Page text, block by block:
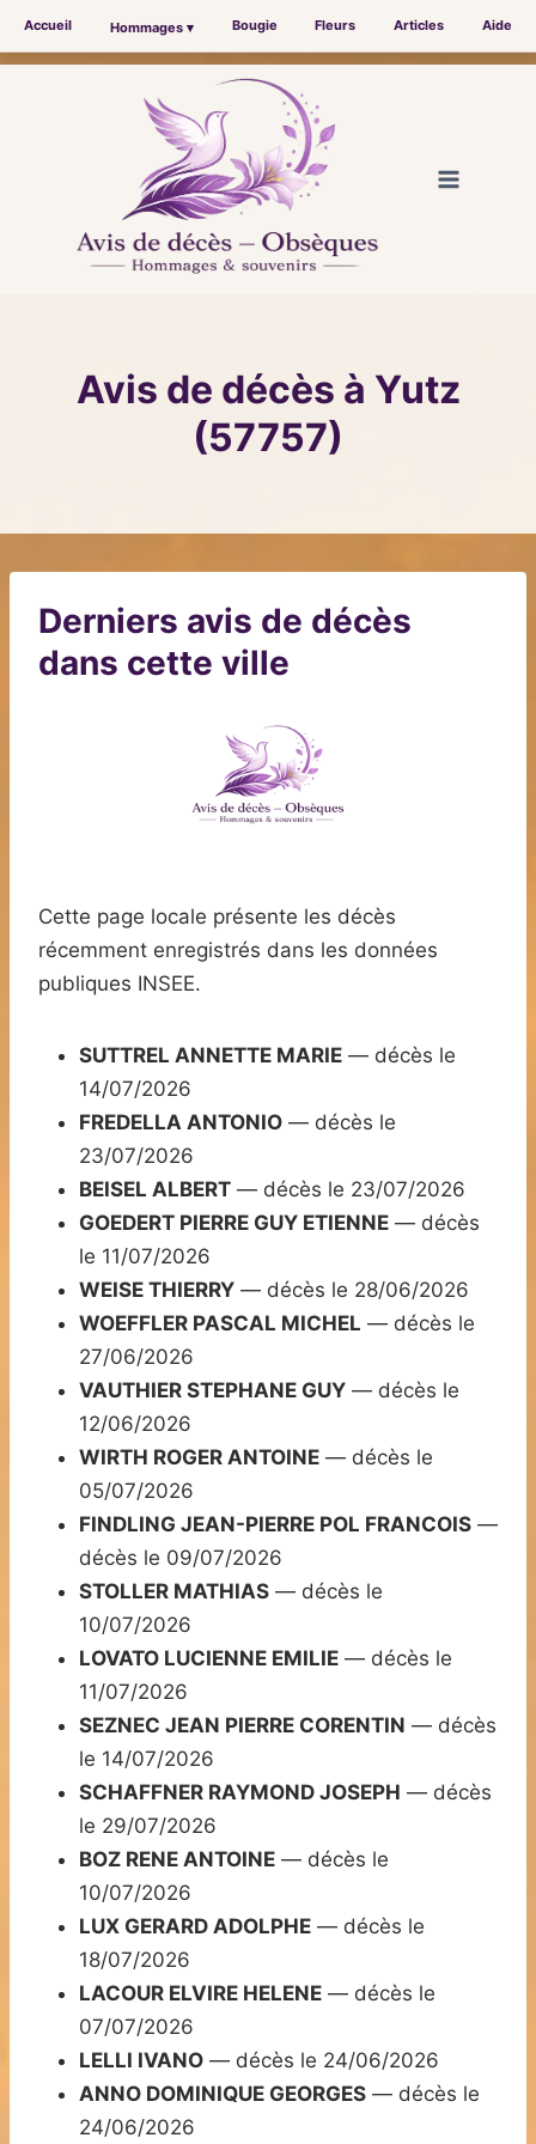
Accueil Hommages ▾ Bougie Fleurs Articles Aide
Avis de décès à Yutz
(57757)
Derniers avis de décès
dans cette ville
Cette page locale présente les décès
récemment enregistrés dans les données
publiques INSEE.
SUTTREL ANNETTE MARIE — décès le
14/07/2026
FREDELLA ANTONIO — décès le
23/07/2026
BEISEL ALBERT — décès le 23/07/2026
GOEDERT PIERRE GUY ETIENNE — décès
le 11/07/2026
WEISE THIERRY — décès le 28/06/2026
WOEFFLER PASCAL MICHEL — décès le
27/06/2026
VAUTHIER STEPHANE GUY — décès le
12/06/2026
WIRTH ROGER ANTOINE — décès le
05/07/2026
FINDLING JEAN-PIERRE POL FRANCOIS —
décès le 09/07/2026
STOLLER MATHIAS — décès le
10/07/2026
LOVATO LUCIENNE EMILIE — décès le
11/07/2026
SEZNEC JEAN PIERRE CORENTIN — décès
le 14/07/2026
SCHAFFNER RAYMOND JOSEPH — décès
le 29/07/2026
BOZ RENE ANTOINE — décès le
10/07/2026
LUX GERARD ADOLPHE — décès le
18/07/2026
LACOUR ELVIRE HELENE — décès le
07/07/2026
LELLI IVANO — décès le 24/06/2026
ANNO DOMINIQUE GEORGES — décès le
24/06/2026